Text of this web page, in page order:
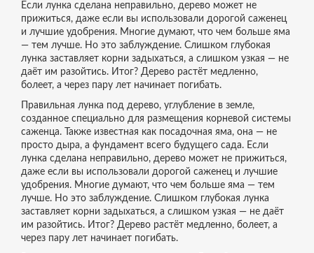
Если лунка сделана неправильно, дерево может не
прижиться, даже если вы использовали дорогой саженец
и лучшие удобрения.Многие думают, что чем больше яма
— тем лучше. Но это заблуждение. Слишком глубокая
лунка заставляет корни задыхаться, а слишком узкая — не
даёт им разойтись. Итог? Дерево растёт медленно,
болеет, а через пару лет начинает погибать.
Правильная лунка под дерево, углубление в земле,
созданное специально для размещения корневой системы
саженца. Также известная как посадочная яма, она — не
просто дыра, а фундамент всего будущего сада. Если
лунка сделана неправильно, дерево может не прижиться,
даже если вы использовали дорогой саженец и лучшие
удобрения.Многие думают, что чем больше яма — тем
лучше. Но это заблуждение. Слишком глубокая лунка
заставляет корни задыхаться, а слишком узкая — не даёт
им разойтись. Итог? Дерево растёт медленно, болеет, а
через пару лет начинает погибать.